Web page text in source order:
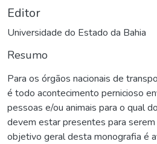
Editor
Universidade do Estado da Bahia
Resumo
Para os órgãos nacionais de
é todo acontecimento pernicioso
pessoas e/ou animais para o qual
devem estar presentes para serem
objetivo geral desta monografia é